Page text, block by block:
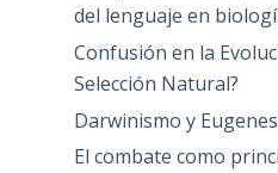
del lenguaje en
Confusión en la
Selección Natural?
Darwinismo y
El combate como